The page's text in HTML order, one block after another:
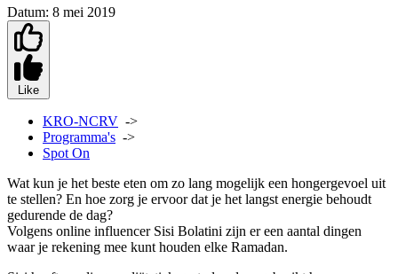
Datum: 8 mei 2019
Like
KRO-NCRV ->
Programma's ->
Spot On
Wat kun je het beste eten om zo lang mogelijk een hongergevoel uit
te stellen? En hoe zorg je ervoor dat je het langst energie behoudt
gedurende de dag?
Volgens online influencer Sisi Bolatini zijn er een aantal dingen
waar je rekening mee kunt houden elke Ramadan.